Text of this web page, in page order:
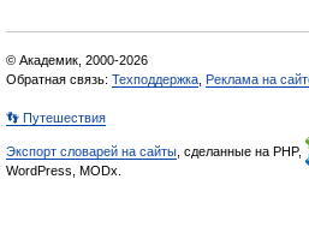
© Академик, 2000-2026
Обратная связь: Техподдержка Реклама на
👣 Путешествия
Экспорт словарей на сайты , сделанные на PHP,
WordPress, MODx.